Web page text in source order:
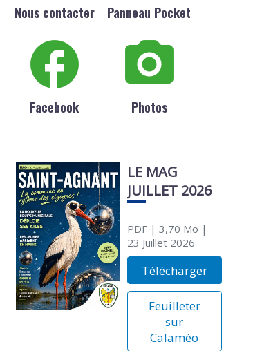
Nous contacter Panneau Pocket
Facebook Photos
LE MAG
JUILLET 2026
PDF| 3,70 Mo |
23 Juillet 2026
Télécharger
Feuilleter
sur
Calaméo